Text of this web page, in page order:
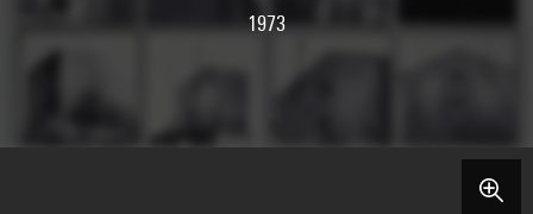
1973